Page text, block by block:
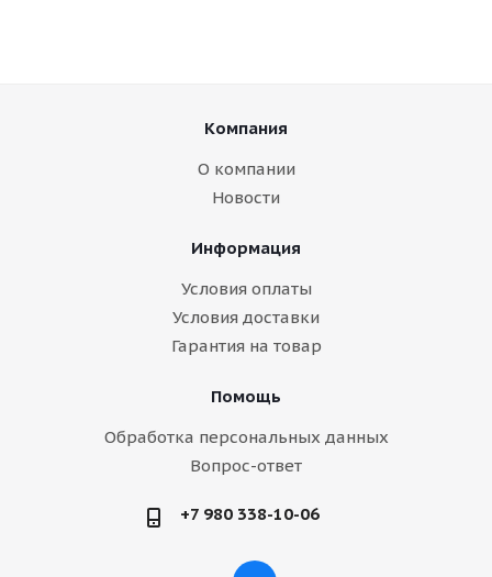
Компания
О компании
Новости
Информация
Условия оплаты
Условия доставки
Гарантия на товар
Помощь
Обработка персональных данных
Вопрос-ответ
+7 980 338-10-06